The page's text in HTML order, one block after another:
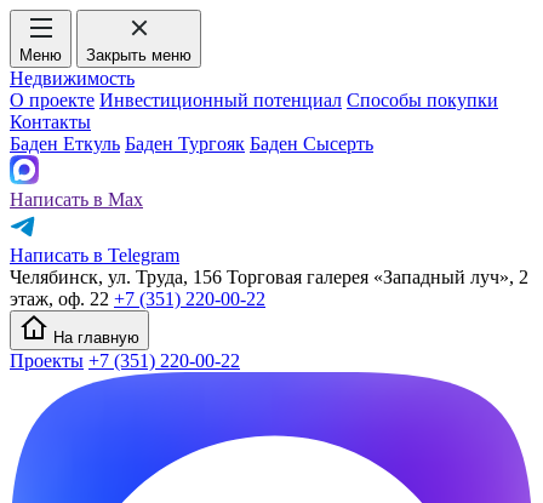
Меню Закрыть меню
Недвижимость
О проекте Инвестиционный потенциал Способы покупки
Контакты
Баден Еткуль Баден Тургояк Баден Сысерть
Написать в Max
Написать в Telegram
Челябинск, ул. Труда, 156 Торговая галерея «Западный луч», 2
этаж, оф. 22 +7 (351) 220-00-22
На главную
Проекты +7 (351) 220-00-22